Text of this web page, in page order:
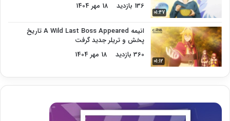
01:47
136 بازدید
18 مهر 1404
01:12
انیمه A Wild Last Boss Appeared تاریخ
پخش و تریلر جدید گرفت
360 بازدید
18 مهر 1404